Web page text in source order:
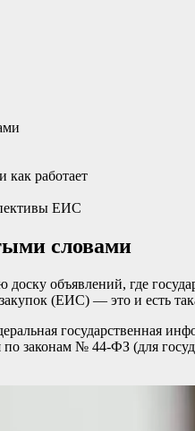
работает
ЕИС
словами
объявлений, где
(ЕИС) — это и есть
государственная
по законам № 44-ФЗ (для